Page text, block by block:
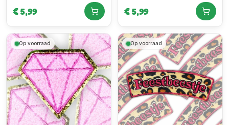
€5,99 €5,99
Op voorraad Op voorraad